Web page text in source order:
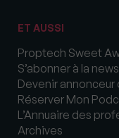
ET AUSSI
Proptech Sweet
S’abonner à la
Devenir annonceur
Réserver Mon
L’Annuaire des
Archives